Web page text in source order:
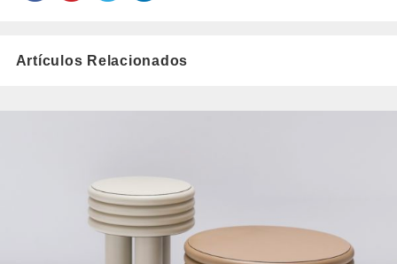
Artículos Relacionados